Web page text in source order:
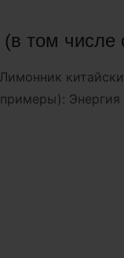
том числе
Энергия